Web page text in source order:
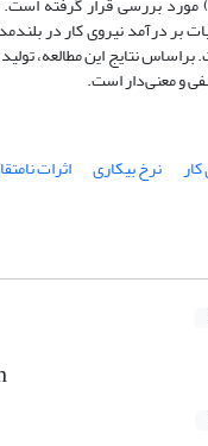
نتایج این مطالعه،
و معنی‌دار است.
نرخ بیکاری اثرات